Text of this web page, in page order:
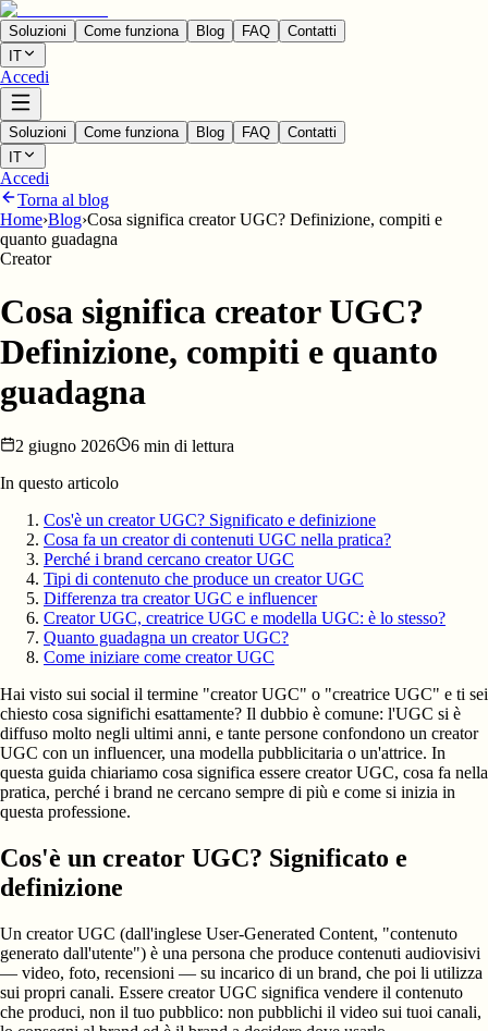
Soluzioni Come funziona Blog FAQ
Contatti
IT
Accedi
Soluzioni Come funziona Blog FAQ
Contatti
IT
Accedi
Torna al blog
Home›Blog›Cosa significa creator UGC? Definizione, compiti e
quanto guadagna
Creator
Cosa significa creator UGC?
Definizione, compiti e quanto
guadagna
2 giugno 2026
6 min di lettura
In questo articolo
Cos'è un creator UGC? Significato e definizione
Cosa fa un creator di contenuti UGC nella pratica?
Perché i brand cercano creator UGC
Tipi di contenuto che produce un creator UGC
Differenza tra creator UGC e influencer
Creator UGC, creatrice UGC e modella UGC: è lo stesso?
Quanto guadagna un creator UGC?
Come iniziare come creator UGC
Hai visto sui social il termine "creator UGC" o "creatrice UGC" e ti sei
chiesto cosa significhi esattamente? Il dubbio è comune: l'UGC si è
diffuso molto negli ultimi anni, e tante persone confondono un creator
UGC con un influencer, una modella pubblicitaria o un'attrice. In
questa guida chiariamo cosa significa essere creator UGC, cosa fa nella
pratica, perché i brand ne cercano sempre di più e come si inizia in
questa professione.
Cos'è un creator UGC? Significato e
definizione
Un creator UGC (dall'inglese User-Generated Content, "contenuto
generato dall'utente") è una persona che produce contenuti audiovisivi
— video, foto, recensioni — su incarico di un brand, che poi li utilizza
sui propri canali. Essere creator UGC significa vendere il contenuto
che produci, non il tuo pubblico: non pubblichi il video sui tuoi canali,